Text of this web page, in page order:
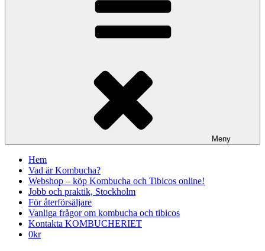
Meny
Hem
Vad är Kombucha?
Webshop – köp Kombucha och Tibicos online!
Jobb och praktik, Stockholm
För återförsäljare
Vanliga frågor om kombucha och tibicos
Kontakta KOMBUCHERIET
0kr